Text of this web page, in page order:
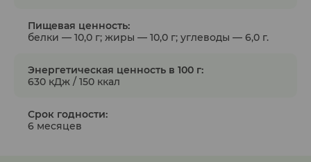
Пищевая ценность:
белки — 10,0 г; жиры — 10,0 г; углеводы — 6,0 г.
Энергетическая ценность в 100 г:
630 кДж / 150 ккал
Срок годности:
6 месяцев